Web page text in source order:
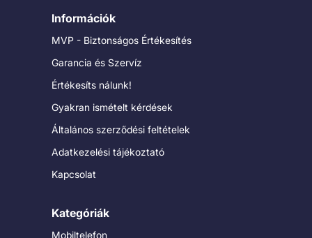
Információk
MVP - Biztonságos Értékesítés
Garancia és Szervíz
Értékesíts nálunk!
Gyakran ismételt kérdések
Általános szerződési feltételek
Adatkezelési tájékoztató
Kapcsolat
Kategóriák
Mobiltelefon